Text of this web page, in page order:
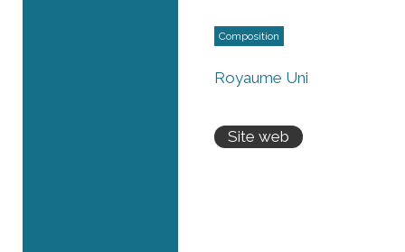
Composition
Royaume Uni
Site web